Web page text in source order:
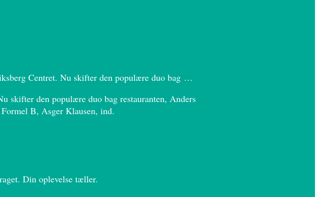
Centret. Nu skifter den populære duo bag …
skifter den populære duo bag restauranten, Anders
B, Asger Klausen, ind.
Din oplevelse tæller.